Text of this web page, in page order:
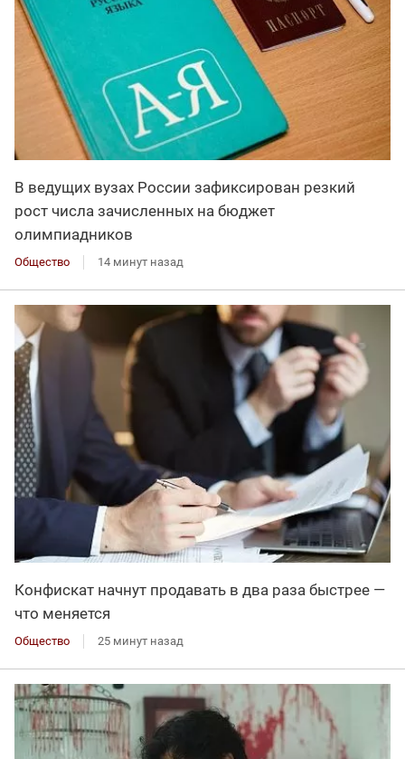
В ведущих вузах России зафиксирован резкий
рост числа зачисленных на бюджет
олимпиадников
Общество 14 минут назад
Конфискат начнут продавать в два раза быстрее —
что меняется
Общество 25 минут назад